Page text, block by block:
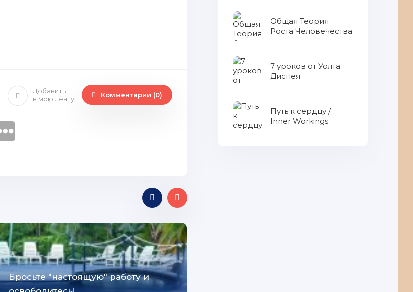
Добавить
в мою ленту
Комментарии (0)
Бросьте "настоящую" работу и
Общая Теория
Роста Человечества
7 уроков от Уолта
Диснея
Путь к сердцу /
Inner Workings